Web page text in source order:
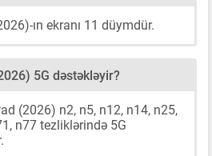
ın ekranı 11 düymdür.
5G dəstəkləyir?
(2026) n2, n5, n12, n14, n25,
n77 tezliklərində 5G